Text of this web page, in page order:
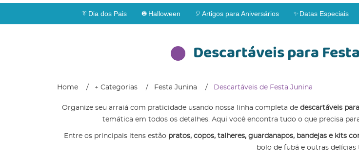
Dia dos Pais Halloween Artigos para Aniversários Datas Especiais
Descartáveis para
Home + Categorias Festa Junina Descartáveis de Festa Junina
Organize seu arraiá com praticidade usando nossa linha completa de descartáveis
temática em todos os detalhes. Aqui você encontra tudo o que precisa
Entre os principais itens estão pratos, copos, talheres, guardanapos, bandejas e kits
bolo de fubá e outras delícias